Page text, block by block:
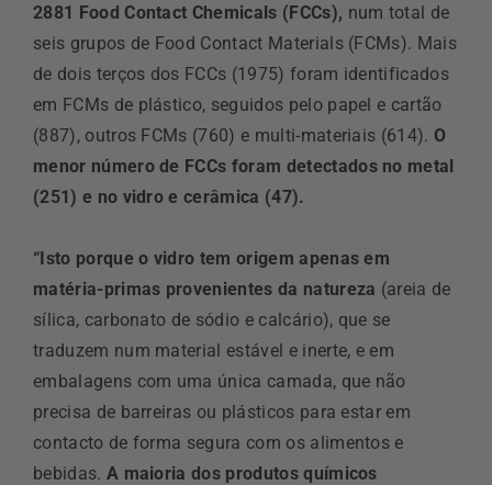
2881 Food Contact Chemicals (FCCs), num total de
seis grupos de Food Contact Materials (FCMs). Mais
de dois terços dos FCCs (1975) foram identificados
em FCMs de plástico, seguidos pelo papel e cartão
(887), outros FCMs (760) e multi-materiais (614).O
menor número de FCCs foram detectados no metal
(251) e no vidro e cerâmica (47).
“Isto porque o vidro tem origem apenas em
matéria-primas provenientes da natureza (areia de
sílica, carbonato de sódio e calcário), que se
traduzem num material estável e inerte, e em
embalagens com uma única camada, que não
precisa de barreiras ou plásticos para estar em
contacto de forma segura com os alimentos e
bebidas. A maioria dos produtos químicos